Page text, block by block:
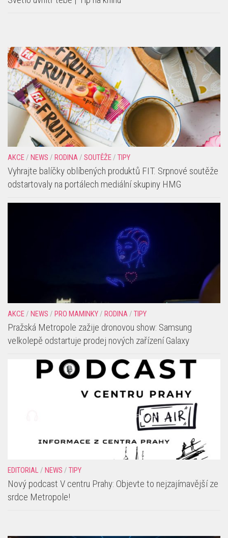
AKCE/ NEWS / RODINA/ SOUTĚŽE/ TIPY
Vyhrajte balíčky oblíbených produktů FIT. Srpnové soutěže
odstartovaly na portálech mediální skupiny HMG
AKCE/ NEWS / PRO MAMINKY/ RODINA/ TIPY
Pražská Metropole zažije dronovou show: Samsung
velkolepě odstartuje prodej nových zařízení Galaxy
EDITORIAL/ NEWS / TIPY
Nový podcast V centru Prahy: Objevte to nejzajímavější ze
srdce Metropole!